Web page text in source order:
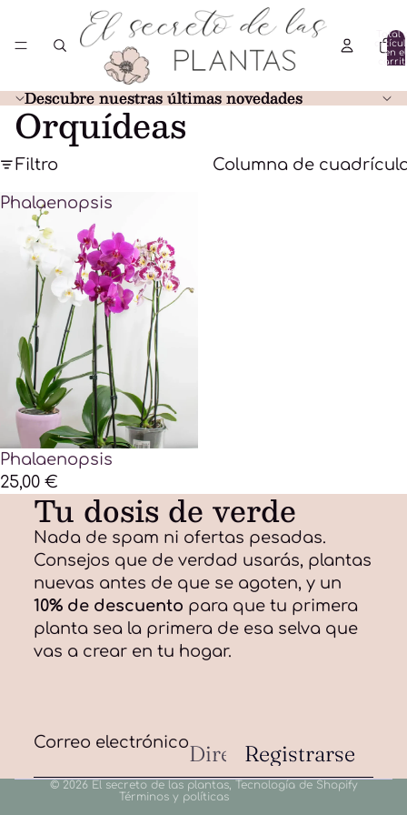
Total
en el
Descubre nuestras últimas novedades
Descubre nuestras últimas novedades
Orquídeas
Filtro Columna de
Phalaenopsis
Phalaenopsis
25,00 €
Tu dosis de verde
Nada de spam ni ofertas pesadas.
Consejos que de verdad usarás, plantas
nuevas antes de que se agoten, y un
10% de descuento para que tu primera
planta sea la primera de esa selva que
vas a crear en tu hogar.
Correo electrónico Registrarse
© 2026 El secreto de las plantas, Tecnología de Shopify
Términos y políticas
Política de privacidad
Política de envío